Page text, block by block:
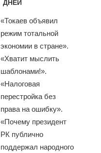
ДНЕЙ
«Токаев объявил
режим тотальной
экономии в стране».
«Хватит мыслить
шаблонами!».
«Налоговая
перестройка без
права на ошибку».
«Почему президент
РК публично
поддержал народного